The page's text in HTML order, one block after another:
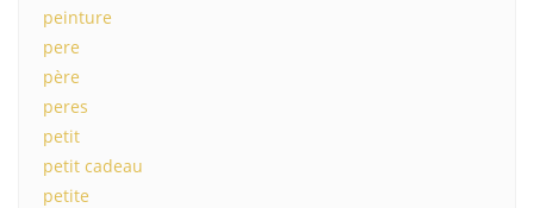
peinture
pere
père
peres
petit
petit cadeau
petite